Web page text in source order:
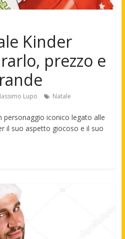
Kinder
prezzo e
Lupo Natale
personaggio iconico legato alle
il suo aspetto giocoso e il suo